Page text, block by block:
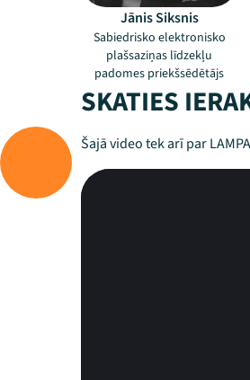
Jānis Siksnis
Sabiedrisko elektronisko
plašsaziņas līdzekļu
padomes priekšsēdētājs
SKATIES
Šajā video tek arī par